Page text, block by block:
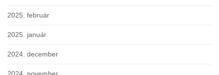
2025. február
2025. január
2024. december
2024. november